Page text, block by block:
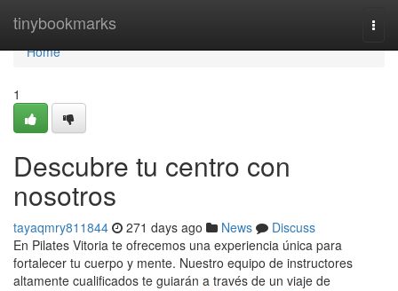
tinybookmarks
Home
Home
1
Descubre tu centro con
nosotros
tayaqmry811844 271 days ago News
Discuss
En Pilates Vitoria te ofrecemos una experiencia única para
fortalecer tu cuerpo y mente. Nuestro equipo de instructores
altamente cualificados te guiarán a través de un viaje de